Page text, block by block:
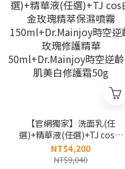
【官網獨家】洗面乳(任
選)+精華液(任選)+TJ cos白
金玫瑰精萃保濕噴霧
150ml+Dr.Mainjoy時空逆齡
NT$4,200
NT$9,040